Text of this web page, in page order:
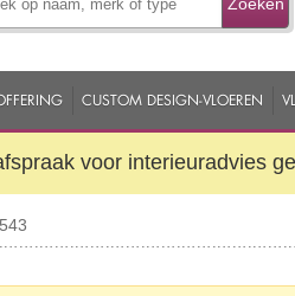
CUSTOM DESIGN-VLOEREN
voor interieuradvies